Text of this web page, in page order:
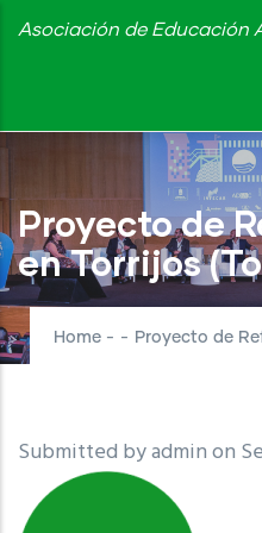
Skip
content
Asociación de Educación
Proyecto de
en Torrijos
Home - - Proyecto de
Submitted byadminon